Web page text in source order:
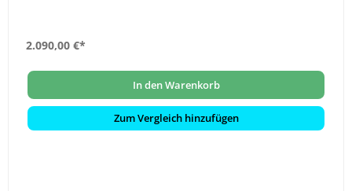
2.090,00 €*
In den Warenkorb
Zum Vergleich hinzufügen